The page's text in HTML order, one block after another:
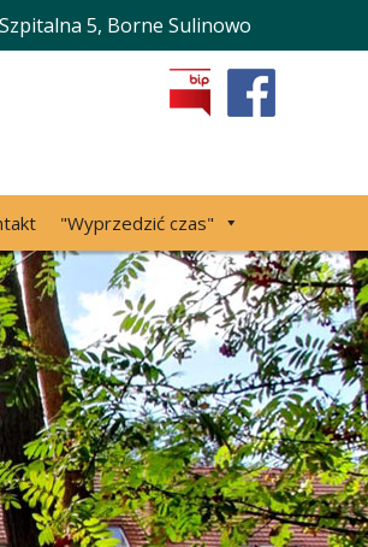
5, Borne Sulinowo
"Wyprzedzić czas"